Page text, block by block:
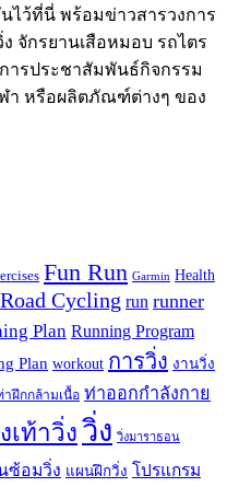
ไว้ที่นี่ พร้อมข่าวสารวงการ
จักรยานเสือหมอบ รถไตร
ารประชาสัมพันธ์กิจกรรม
า หรือผลิตภัณฑ์ต่างๆ ของ
Fun Run Garmin Health
Road Cycling run runner
Plan Running Program
Plan workout การวิ่ง งานวิ่ง
าฝึกกล้ามเนื้อ ท่าออกกำลังกาย
เท้าวิ่ง วิ่ง วิ่งมาราธอน
ซ้อมวิ่ง แผนฝึกวิ่ง โปรแกรม